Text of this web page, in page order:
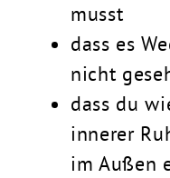
musst
dass es
nicht
dass du
innerer
im Außen